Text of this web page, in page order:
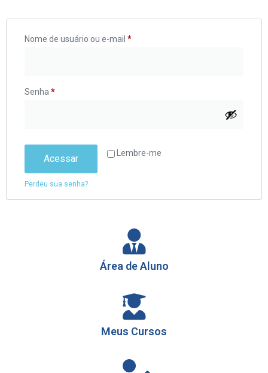
Nome de usuário ou e-mail *
Senha *
Lembre-me
Acessar
Perdeu sua senha?
Área de Aluno
Meus Cursos